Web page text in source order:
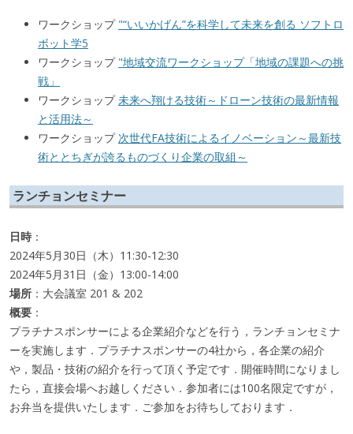
ワークショップ "“いいかげん”を科学して未来を創る ソフトロ
ボット学5
ワークショップ "地域交流ワークショップ「地域の課題への挑
戦」
ワークショップ未来へ翔ける技術～ドローン技術の最新情報
と活用法～
ワークショップ 次世代FA技術によるイノベーション～最新技
術ととちぎが誇るものづくり企業の取組～
ランチョンセミナー
日時 ：
2024年5月30日（木）11:30-12:30
2024年5月31日（金）13:00-14:00
場所 ：大会議室 201 & 202
概要 ：
プラチナスポンサーによる企業紹介などを行う，ランチョンセミナ
ーを実施します．プラチナスポンサーの4社から，各企業の紹介
や，製品・技術の紹介を行って頂く予定です．開催時間になりまし
たら，直接会場へお越しください．参加者には100名限定ですが，
お弁当を提供いたします．ご参加をお待ちしております．